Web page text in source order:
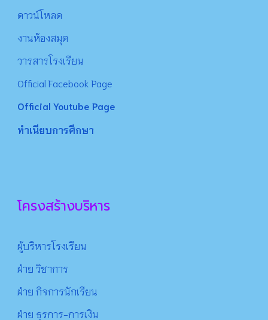
ดาวน์โหลด
งานห้องสมุด
วารสารโรงเรียน
Official Facebook Page
Official Youtube Page
ทำเนียบการศึกษา
โครงสร้างบริหาร
ผู้บริหารโรงเรียน
ฝ่าย วิชาการ
ฝ่าย กิจการนักเรียน
ฝ่าย ธุรการ-การเงิน